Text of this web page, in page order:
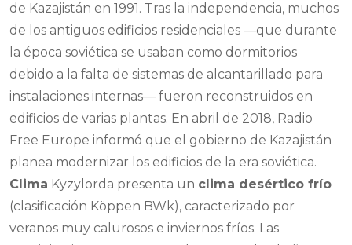
de Kazajistán en 1991. Tras la independencia, muchos
de los antiguos edificios residenciales —que durante
la época soviética se usaban como dormitorios
debido a la falta de sistemas de alcantarillado para
instalaciones internas— fueron reconstruidos en
edificios de varias plantas. En abril de 2018, Radio
Free Europe informó que el gobierno de Kazajistán
planea modernizar los edificios de la era soviética.
Clima Kyzylorda presenta un clima desértico frío
(clasificación Köppen BWk), caracterizado por
veranos muy calurosos e inviernos fríos. Las